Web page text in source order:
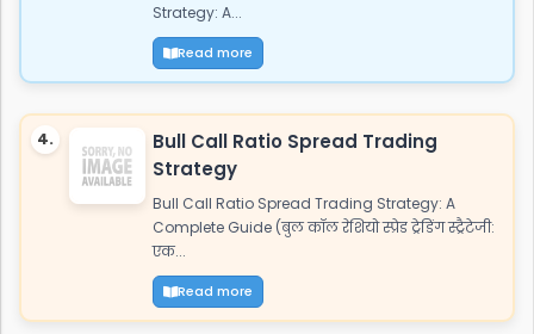
Strategy: A...
Read more
4.
Bull Call Ratio Spread Trading
Strategy
Bull Call Ratio Spread Trading Strategy: A
Complete Guide (बुल कॉल रेशियो स्प्रेड ट्रेडिंग स्ट्रैटेजी:
एक...
Read more